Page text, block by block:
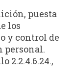
puesta
los
y control de
personal.
2.2.4.6.24.,